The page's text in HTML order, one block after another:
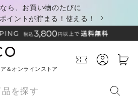
ら、お買い物のたびに
イントが貯まる！使える！
＆オンラインストア